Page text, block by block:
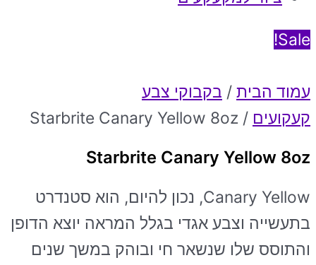
Sale!
עמוד הבית / בקבוקי צבע
קעקועים / Starbrite Canary Yellow 8oz
Starbrite Canary Yellow 8oz
Canary Yellow, נכון להיום, הוא סטנדרט
בתעשייה וצבע אגדי בגלל המראה יוצא הדופן
והתוסס שלו שנשאר חי ובוהק במשך שנים